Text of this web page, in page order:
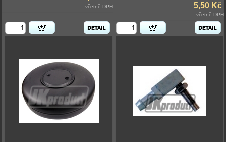
včetně DPH 5,50 Kč
včetně DPH